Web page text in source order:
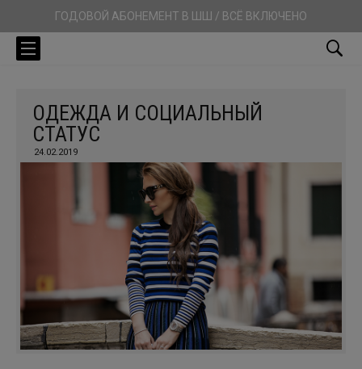
ГОДОВОЙ АБОНЕМЕНТ В ШШ / ВСЁ ВКЛЮЧЕНО
ОДЕЖДА И СОЦИАЛЬНЫЙ
СТАТУС
24.02.2019